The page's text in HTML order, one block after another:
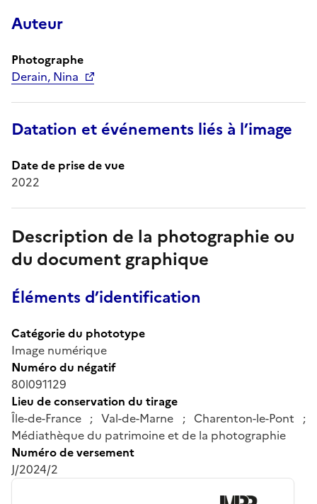
Auteur
Photographe
Derain, Nina
Datation et événements liés à l’image
Date de prise de vue
2022
Description de la photographie ou
du document graphique
Éléments d’identification
Catégorie du phototype
Image numérique
Numéro du négatif
80l091129
Lieu de conservation du tirage
Île-de-France ; Val-de-Marne ; Charenton-le-Pont ;
Médiathèque du patrimoine et de la photographie
Numéro de versement
J/2024/2